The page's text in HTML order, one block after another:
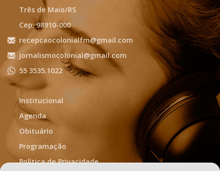
Três de Maio/RS
Cep: 98910-000
recepcaocolonialfm@gmail.com
jornalismocolonial@gmail.com
55 3535.1022
Institucional
Agenda
Obituário
Programação
Política de Privacidade